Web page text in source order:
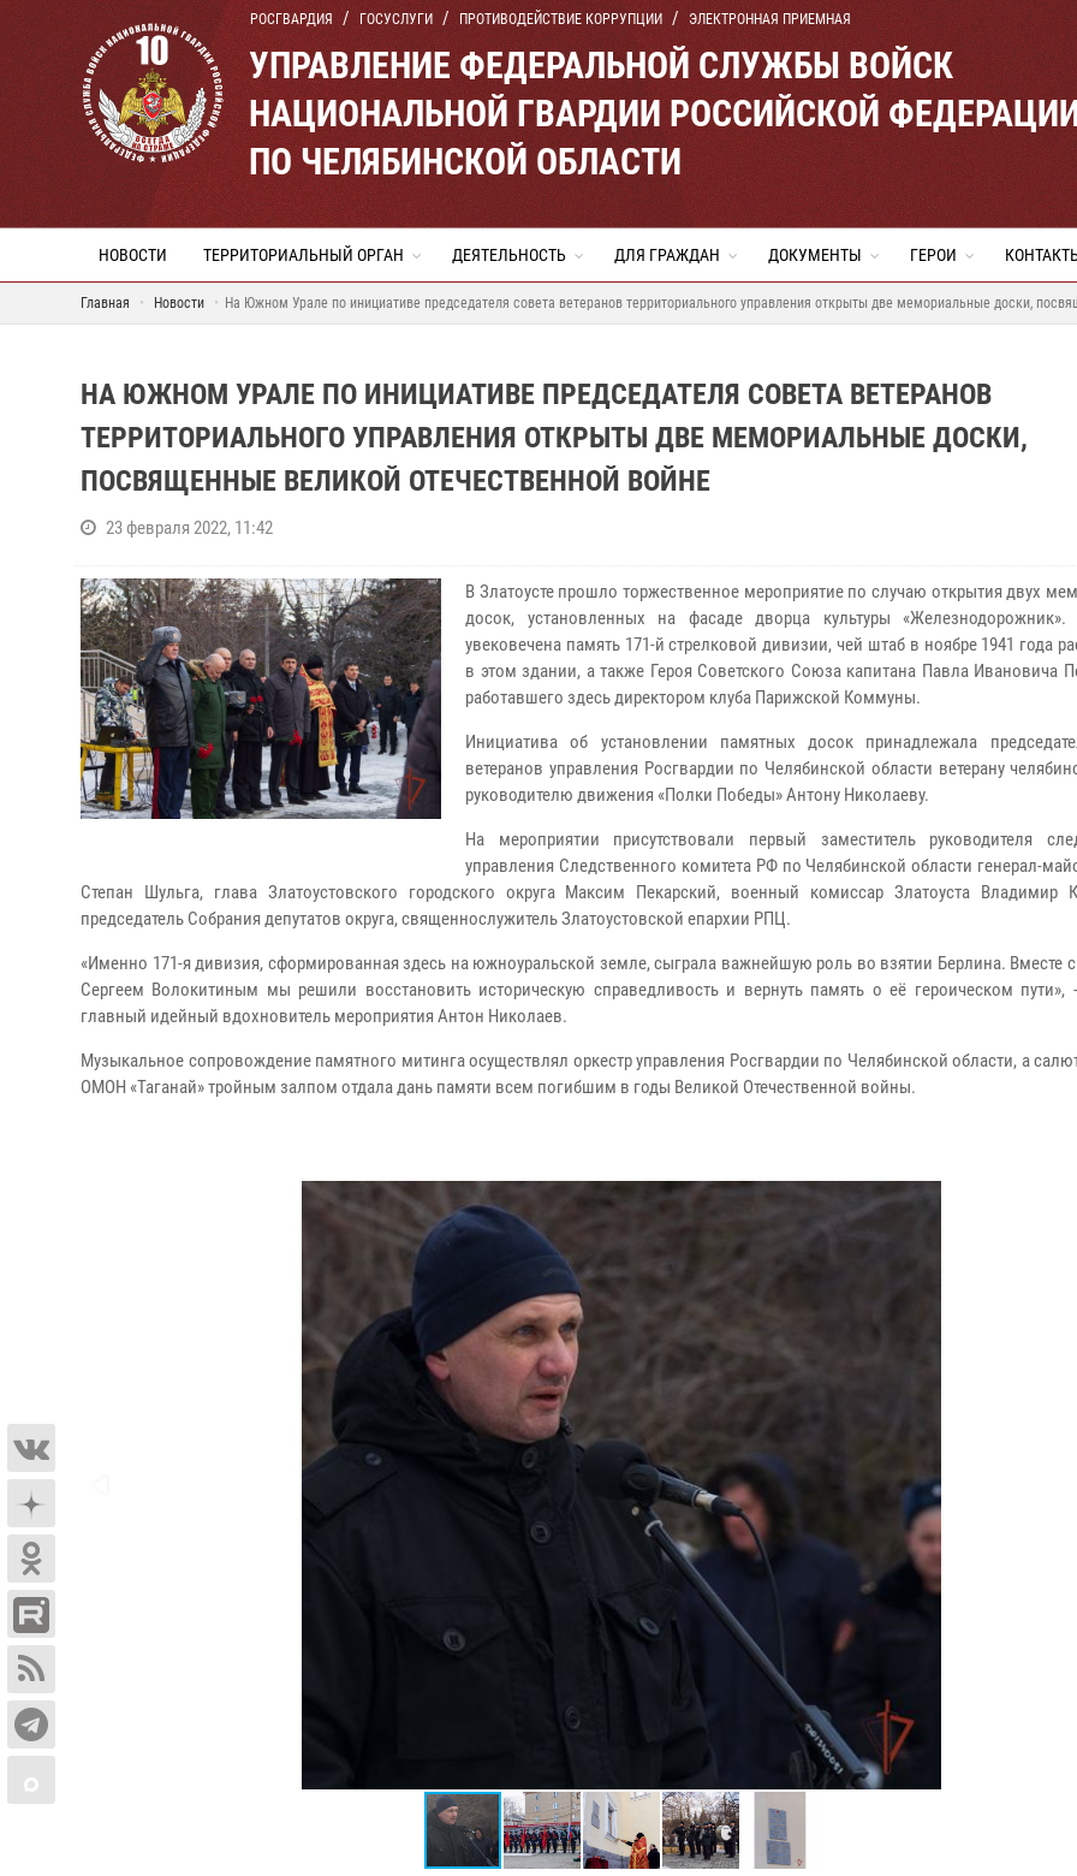
РОСГВАРДИЯ ГОСУСЛУГИ ПРОТИВОДЕЙСТВИЕ КОРРУПЦИИ ЭЛЕКТРОННАЯ ПРИЕМНАЯ
УПРАВЛЕНИЕ ФЕДЕРАЛЬНОЙ СЛУЖБЫ ВОЙСК
НАЦИОНАЛЬНОЙ ГВАРДИИ РОССИЙСКОЙ
ПО ЧЕЛЯБИНСКОЙ ОБЛАСТИ
НОВОСТИ ТЕРРИТОРИАЛЬНЫЙ ОРГАН ДЕЯТЕЛЬНОСТЬ ДЛЯ ГРАЖДАН ДОКУМЕНТЫ ГЕРОИ
Главная Новости На Южном Урале по инициативе председателя совета ветеранов территориального управления открыты две мемориальные доски,
НА ЮЖНОМ УРАЛЕ ПО ИНИЦИАТИВЕ ПРЕДСЕДАТЕЛЯ СОВЕТА ВЕТЕРАНОВ
ТЕРРИТОРИАЛЬНОГО УПРАВЛЕНИЯ ОТКРЫТЫ ДВЕ МЕМОРИАЛЬНЫЕ ДОСКИ,
ПОСВЯЩЕННЫЕ ВЕЛИКОЙ ОТЕЧЕСТВЕННОЙ ВОЙНЕ
23 февраля 2022, 11:42
В Златоусте прошло торжественное мероприятие по случаю открытия двух
досок, установленных на фасаде дворца культуры
увековечена память 171-й стрелковой дивизии, чей штаб в ноябре 1941 года
в этом здании, а также Героя Советского Союза капитана Павла Ивановича
работавшего здесь директором клуба Парижской Коммуны.
Инициатива об установлении памятных досок принадлежала
ветеранов управления Росгвардии по Челябинской области ветерану
руководителю движения «Полки Победы» Антону Николаеву.
На мероприятии присутствовали первый заместитель руководителя
управления Следственного комитета РФ по Челябинской области генерал-
Степан Шульга, глава Златоустовского городского округа Максим Пекарский, военный комиссар Златоуста Владимир
председатель Собрания депутатов округа, священнослужитель Златоустовской епархии РПЦ.
«Именно 171-я дивизия, сформированная здесь на южноуральской земле, сыграла важнейшую роль во взятии Берлина. Вместе
Сергеем Волокитиным мы решили восстановить историческую справедливость и вернуть память о её героическом пути»,
главный идейный вдохновитель мероприятия Антон Николаев.
Музыкальное сопровождение памятного митинга осуществлял оркестр управления Росгвардии по Челябинской области, а
ОМОН «Таганай» тройным залпом отдала дань памяти всем погибшим в годы Великой Отечественной войны.